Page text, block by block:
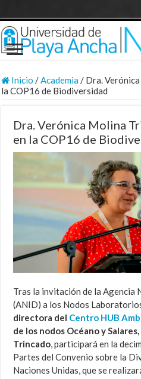
Inicio /Academia/ Dra.
la COP16 de Biodiversidad
Dra. Verónica Molina
en la COP16 de
Tras la invitación de la Agencia
(ANID) a los Nodos
directora del Centro HUB
de los nodos Océano y
Trincado, participará en la
Partes del Convenio sobre la
Naciones Unidas, que se